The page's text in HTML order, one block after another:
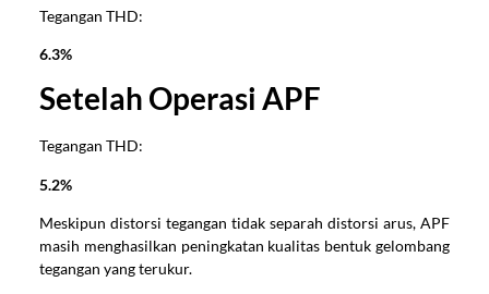
Tegangan THD:
6.3%
Setelah Operasi APF
Tegangan THD:
5.2%
Meskipun distorsi tegangan tidak separah distorsi arus, APF
masih menghasilkan peningkatan kualitas bentuk gelombang
tegangan yang terukur.